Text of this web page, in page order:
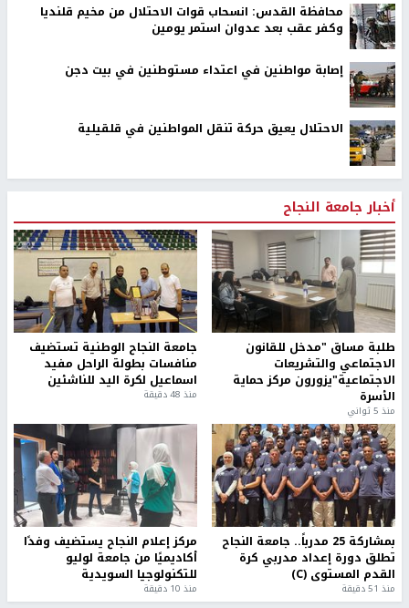
محافظة القدس: انسحاب قوات الاحتلال من مخيم قلنديا
وكفر عقب بعد عدوان استمر يومين
إصابة مواطنين في اعتداء مستوطنين في بيت دجن
الاحتلال يعيق حركة تنقل المواطنين في قلقيلية
أخبار جامعة النجاح
طلبة مساق "مدخل للقانون
الاجتماعي والتشريعات
الاجتماعية"يزورون مركز حماية
الأسرة
منذ 5 ثواني
جامعة النجاح الوطنية تستضيف
منافسات بطولة الراحل مفيد
اسماعيل لكرة اليد للناشئين
منذ 48 دقيقة
بمشاركة 25 مدرباً.. جامعة النجاح
تطلق دورة إعداد مدربي كرة
القدم المستوى (C)
منذ 51 دقيقة
مركز إعلام النجاح يستضيف وفدًا
أكاديميًا من جامعة لوليو
للتكنولوجيا السويدية
منذ 10 دقيقة